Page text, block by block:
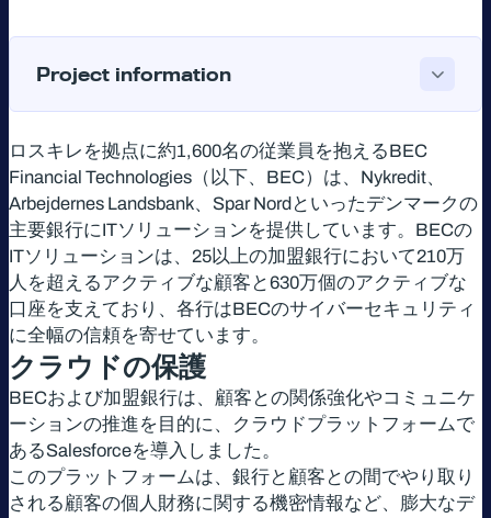
Project information
ロスキレを拠点に約1,600名の従業員を抱えるBEC
Financial Technologies（以下、BEC）は、Nykredit、
Arbejdernes Landsbank、Spar Nordといったデンマークの
主要銀行にITソリューションを提供しています。BECの
ITソリューションは、25以上の加盟銀行において210万
人を超えるアクティブな顧客と630万個のアクティブな
口座を支えており、各行はBECのサイバーセキュリティ
に全幅の信頼を寄せています。
クラウドの保護
BECおよび加盟銀行は、顧客との関係強化やコミュニケ
ーションの推進を目的に、クラウドプラットフォームで
あるSalesforceを導入しました。
このプラットフォームは、銀行と顧客との間でやり取り
される顧客の個人財務に関する機密情報など、膨大なデ